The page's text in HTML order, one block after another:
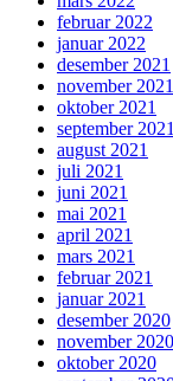
februar 2022
januar 2022
desember 2021
november 2021
oktober 2021
september 2021
august 2021
juli 2021
juni 2021
mai 2021
april 2021
mars 2021
februar 2021
januar 2021
desember 2020
november 2020
oktober 2020